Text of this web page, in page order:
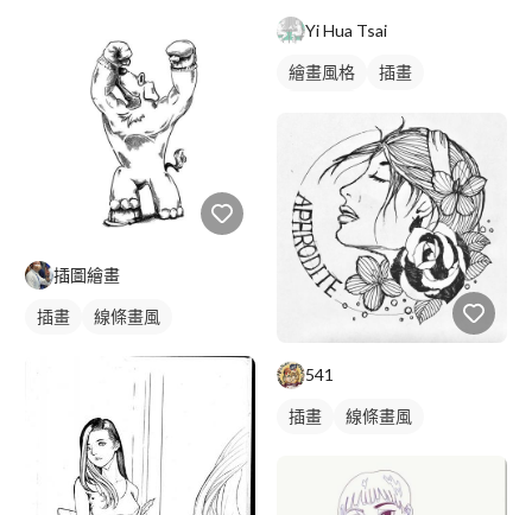
插圖繪畫
插畫 線條畫風
Yi Hua Tsai
繪畫風格
插畫
541
插畫 線條畫風